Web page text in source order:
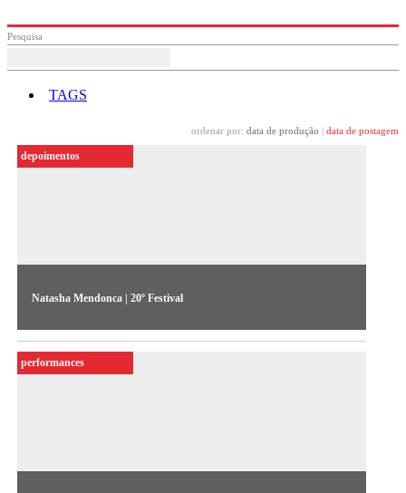
Pesquisa
TAGS
ordenar por: data de produção data de postagem
Natasha Mendonca | 20º Festival
A artista indiana Natasha Mendonca fala sobre sua obra
premiada Ajeeb Aashiq, exposta no 20º Festival de Arte
Contemporânea Sesc_Videobrasil
depoimentos
performances